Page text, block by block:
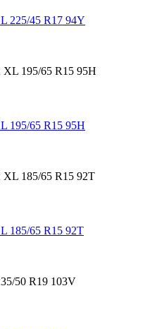
225/45 R17 94Y
195/65 R15 95H
185/65 R15 92T